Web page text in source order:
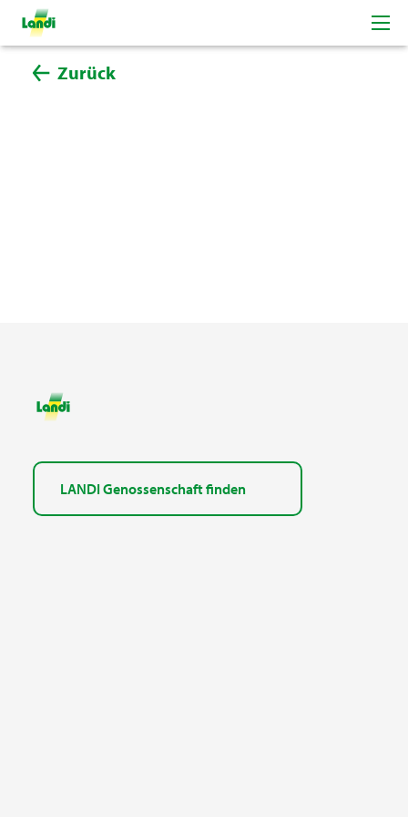
Zurück
LANDI Genossenschaft finden